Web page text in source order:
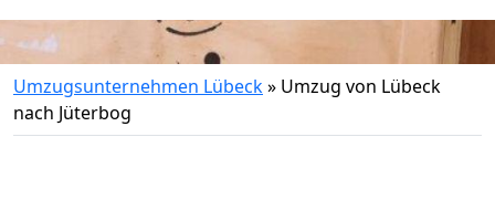
Umzugsunternehmen Lübeck» Umzug von Lübeck
nach Jüterbog